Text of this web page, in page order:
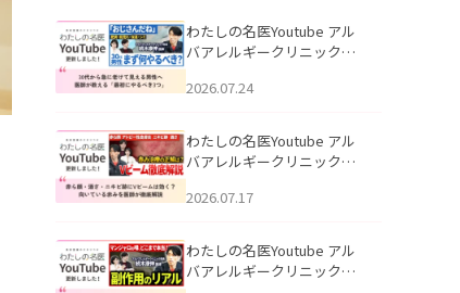
わたしの名医Youtube アル
バアレルギークリニック札
える男性へ｜医師が教える
公開いたしました。
2026.07.24
わたしの名医Youtube アル
バアレルギークリニック札
跡にVビームは効く？向いて
説」を公開いたしました。
2026.07.17
わたしの名医Youtube アル
バアレルギークリニック札